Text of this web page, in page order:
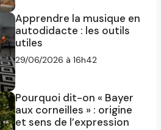
Apprendre la musique en
autodidacte : les outils
utiles
29/06/2026 à 16h42
Pourquoi dit-on « Bayer
aux corneilles » : origine
et sens de l’expression